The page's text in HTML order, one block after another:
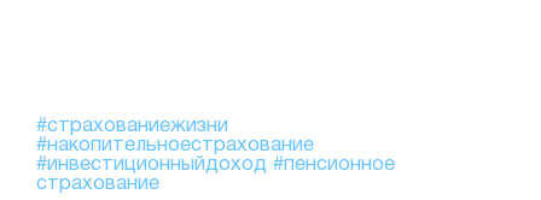
#страхованиежизни
#накопительноестрахование
#инвестиционныйдоход #пенсионное
страхование